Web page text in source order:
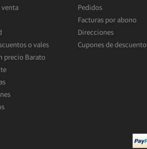
venta
o vales
precio Barato
Pedidos
Facturas por abono
Direcciones
Cupones de descuento